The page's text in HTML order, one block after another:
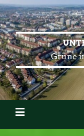
Grüne